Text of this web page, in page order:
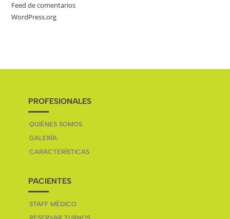
Feed de comentarios
WordPress.org
PROFESIONALES
QUIÉNES SOMOS
GALERÍA
CARACTERÍSTICAS
PACIENTES
STAFF MÉDICO